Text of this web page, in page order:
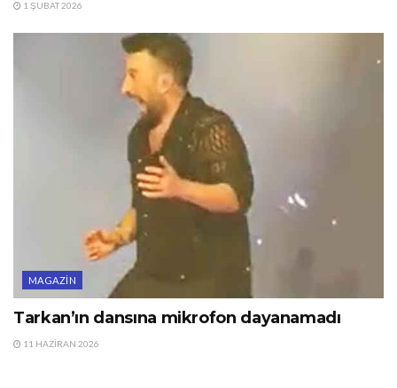
1 ŞUBAT 2026
MAGAZIN
Tarkan’ın dansına mikrofon dayanamadı
11 HAZIRAN 2026